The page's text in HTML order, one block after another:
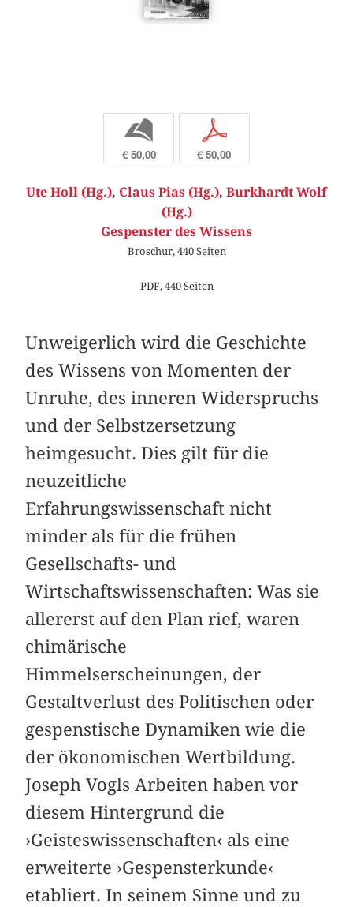
b
€ 50,00
p
€ 50,00
Ute Holl (Hg.), Claus Pias (Hg.), Burkhardt Wolf
(Hg.)
Gespenster des Wissens
Broschur, 440 Seiten
PDF, 440 Seiten
Unweigerlich wird die Geschichte
des Wissens von Momenten der
Unruhe, des inneren Widerspruchs
und der Selbstzersetzung
heimgesucht. Dies gilt für die
neuzeitliche
Erfahrungswissenschaft nicht
minder als für die frühen
Gesellschafts- und
Wirtschaftswissenschaften: Was sie
allererst auf den Plan rief, waren
chimärische
Himmelserscheinungen, der
Gestaltverlust des Politischen oder
gespenstische Dynamiken wie die
der ökonomischen Wertbildung.
Joseph Vogls Arbeiten haben vor
diesem Hintergrund die
›Geisteswissenschaften‹ als eine
erweiterte ›Gespensterkunde‹
etabliert. In seinem Sinne und zu